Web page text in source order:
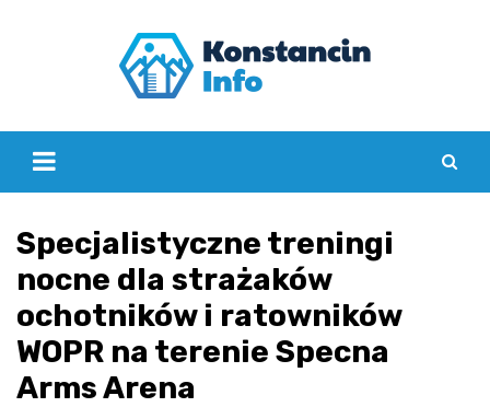
Specjalistyczne treningi
nocne dla strażaków
ochotników i ratowników
WOPR na terenie Specna
Arms Arena